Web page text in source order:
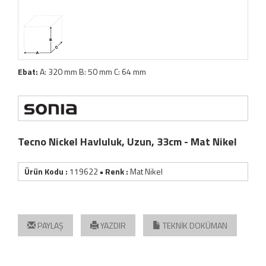
Ebat:A: 320 mm B: 50 mm C: 64 mm
Tecno Nickel Havluluk, Uzun, 33cm - Mat Nikel
Ürün Kodu : 119622• Renk :Mat Nikel
PAYLAŞ YAZDIR TEKNİK DOKÜMAN